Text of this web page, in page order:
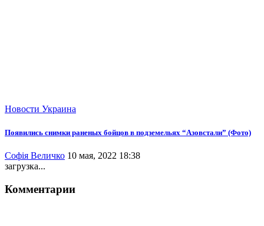
Новости Украина
Появились снимки раненых бойцов в подземельях “Азовстали” (Фото)
Софія Величко 10 мая, 2022 18:38
загрузка...
Комментарии